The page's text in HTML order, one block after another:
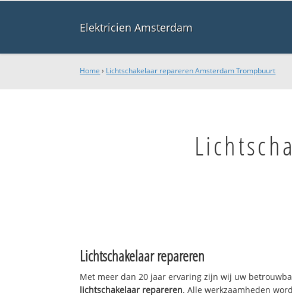
Elektricien Amsterdam
Home › Lichtschakelaar repareren Amsterdam Trompbuurt
Lichtschakelaar repareren
Met meer dan 20 jaar ervaring zijn wij uw
lichtschakelaar repareren. Alle werkzaamheden